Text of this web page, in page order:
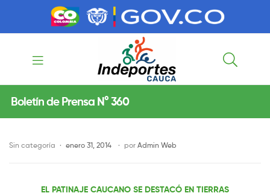
Indeportes
Cauca
Boletín de Prensa N° 360
Sin categoría enero 31, 2014 por Admin Web
EL PATINAJE CAUCANO SE DESTACÓ EN TIERRAS